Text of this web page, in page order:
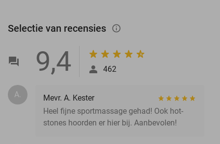
Selectie van recensies info_outlined
9,4 462
A.
Mevr. A. Kester
Heel fijne sportmassage gehad! Ook hot-
stones hoorden er hier bij. Aanbevolen!